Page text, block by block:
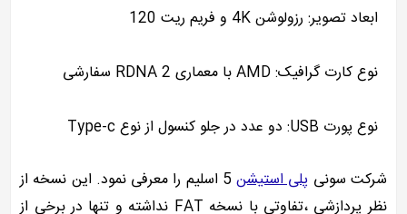
ابعاد تصویر: رزولوشن 4K و فریم ریت 120
نوع کارت گرافیک: AMD با معماری RDNA 2 سفارشی
نوع پورت USB: دو عدد در جلو کنسول از نوع Type-c
شرکت سونی پلی استیشن
5 اسلیم را معرفی نمود. این نسخه از
نظر پردازشی ،تفاوتی با نسخه FAT نداشته و تنها در برخی از